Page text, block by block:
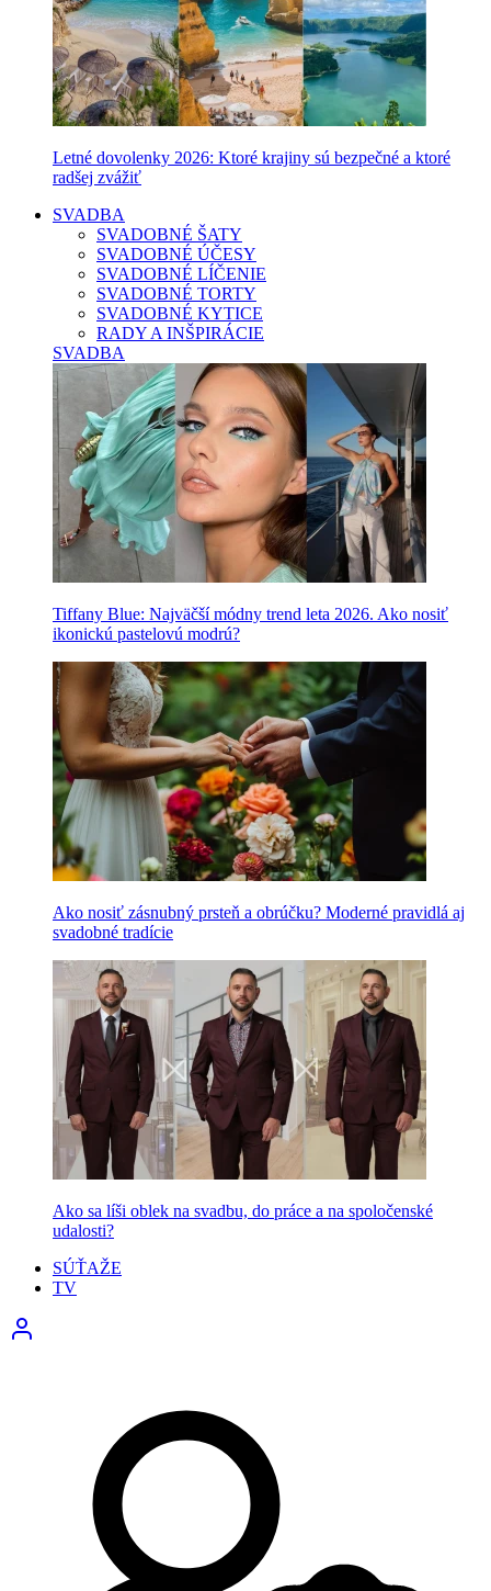
Letné dovolenky 2026: Ktoré krajiny sú bezpečné a ktoré
radšej zvážiť
SVADBA
SVADOBNÉ ŠATY
SVADOBNÉ ÚČESY
SVADOBNÉ LÍČENIE
SVADOBNÉ TORTY
SVADOBNÉ KYTICE
RADY A INŠPIRÁCIE
SVADBA
Tiffany Blue: Najväčší módny trend leta 2026. Ako nosiť
ikonickú pastelovú modrú?
Ako nosiť zásnubný prsteň a obrúčku? Moderné pravidlá aj
svadobné tradície
Ako sa líši oblek na svadbu, do práce a na spoločenské
udalosti?
SÚŤAŽE
TV